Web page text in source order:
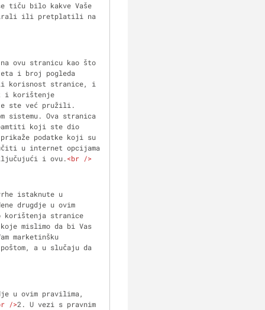
tiču bilo kakve Vaše
ili pretplatili na
i broj pogleda
korisnost stranice, i
i korištenje
ste već pružili.
sistemu. Ova stranica
koji ste dio
podatke koji su
u internet opcijama
i ovu.<br />
drugdje u ovim
korištenja stranice
mislimo da bi Vas
marketinšku
a u slučaju da
/>2. U vezi s pravnim